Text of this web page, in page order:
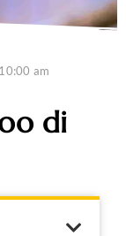
10:00 am
di